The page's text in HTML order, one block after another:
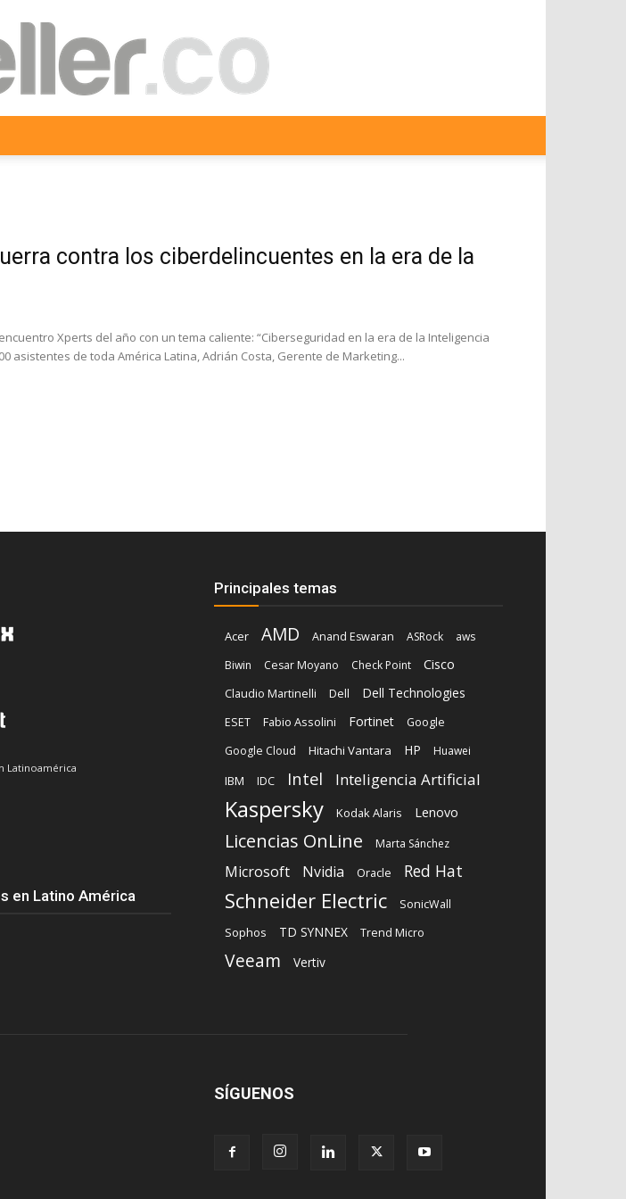
ITseller
Colombiacontra los ciberdelincuentes en la era de la
Xperts del año con un tema caliente: “Ciberseguridad en la era de la Inteligencia
asistentes de toda América Latina, Adrián Costa, Gerente de Marketing...
Latinoamérica
en Latino América
Principales temas
Acer AMD Anand Eswaran ASRock
aws
Biwin
Cesar Moyano Check Point Cisco
Claudio Martinelli Dell Dell Technologies
ESET Fabio Assolini Fortinet
Google
Google Cloud
Hitachi Vantara HP Huawei
IBM IDC Intel Inteligencia Artificial
Kaspersky Kodak Alaris Lenovo
Licencias OnLine Marta Sánchez
Microsoft Nvidia Oracle Red Hat
Schneider Electric SonicWall
Sophos TD SYNNEX Trend Micro
Veeam Vertiv
SÍGUENOS